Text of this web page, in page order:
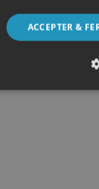
y a lieu
qui doit
ACCEPTER &